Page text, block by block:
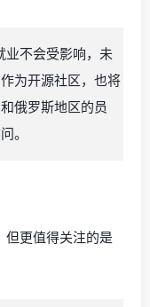
业不会受影响，未
为开源社区，也将
俄罗斯地区的员
。
但更值得关注的是